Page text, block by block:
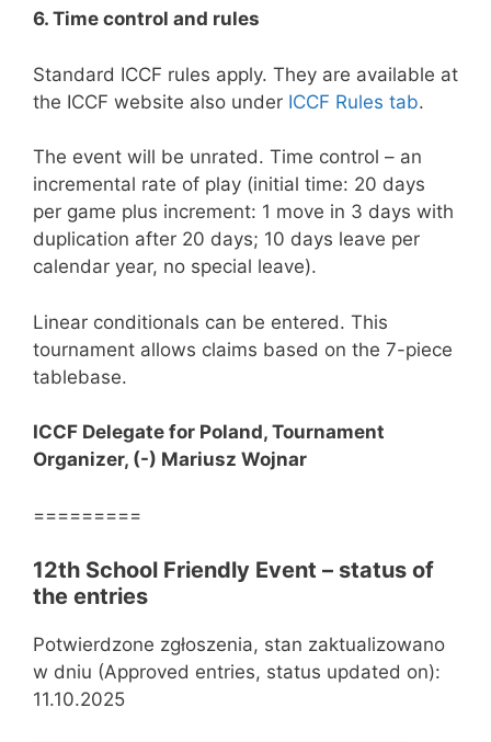
6. Time control and rules
Standard ICCF rules apply. They are available at
the ICCF website also under ICCF Rules tab.
The event will be unrated. Time control – an
incremental rate of play (initial time: 20 days
per game plus increment: 1 move in 3 days with
duplication after 20 days; 10 days leave per
calendar year, no special leave).
Linear conditionals can be entered. This
tournament allows claims based on the 7-piece
tablebase.
ICCF Delegate for Poland, Tournament
Organizer, (-) Mariusz Wojnar
=========
12th School Friendly Event – status of
the entries
Potwierdzone zgłoszenia, stan zaktualizowano
w dniu (Approved entries, status updated on):
11.10.2025